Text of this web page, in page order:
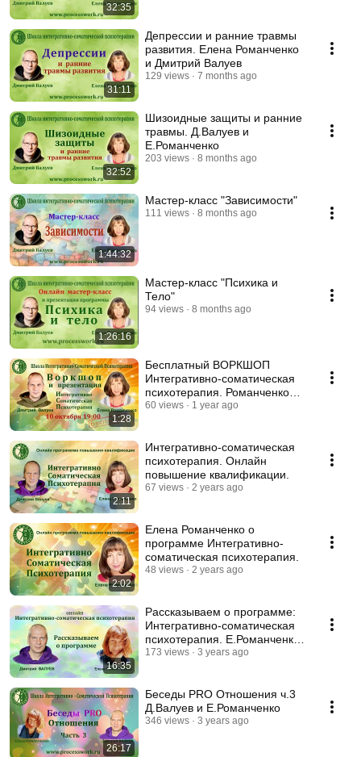
32:35
31:11
Депрессии и ранние травмы
развития. Елена Романченко
и Дмитрий Валуев
129 views 7 months ago
32:52
Шизоидные защиты и ранние
травмы. Д.Валуев и
Е.Романченко
203 views 8 months ago
1:44:32
Мастер-класс "Зависимости"
111 views 8 months ago
1:26:16
Мастер-класс "Психика и
Тело"
94 views 8 months ago
1:28
Бесплатный ВОРКШОП
Интегративно-соматическая
психотерапия. Романченко
Елена и Валуев Дмитрий
60 views 1 year ago
2:11
Интегративно-соматическая
психотерапия. Онлайн
повышение квалификации.
67 views 2 years ago
2:02
Елена Романченко о
программе Интегративно-
соматическая психотерапия.
48 views 2 years ago
16:35
Рассказываем о программе:
Интегративно-соматическая
психотерапия. Е.Романченко
и Д.Валуев
173 views 3 years ago
26:17
Беседы PRO Отношения ч.3
Д.Валуев и Е.Романченко
346 views 3 years ago